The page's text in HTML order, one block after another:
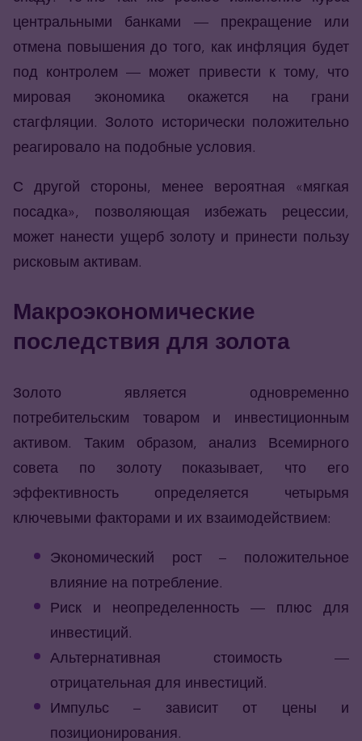
центральными банками — прекращение или
отмена повышения до того, как инфляция будет
под контролем — может привести к тому, что
мировая экономика окажется на грани
стагфляции. Золото исторически положительно
реагировало на подобные условия.
С другой стороны, менее вероятная «мягкая
посадка», позволяющая избежать рецессии,
может нанести ущерб золоту и принести пользу
рисковым активам.
Макроэкономические
последствия для золота
Золото является одновременно
потребительским товаром и инвестиционным
активом. Таким образом, анализ Всемирного
совета по золоту показывает, что его
эффективность определяется четырьмя
ключевыми факторами и их взаимодействием:
Экономический рост – положительное
влияние на потребление.
Риск и неопределенность — плюс для
инвестиций.
Альтернативная стоимость —
отрицательная для инвестиций.
Импульс – зависит от цены и
позиционирования.